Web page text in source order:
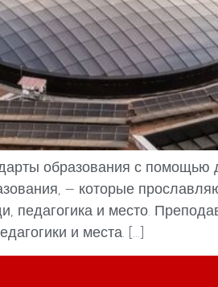
образования с
— которые
педагогика и место.
и места. […]